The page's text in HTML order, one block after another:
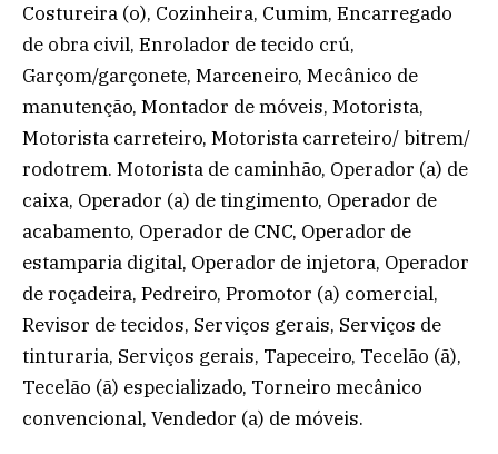
Costureira (o), Cozinheira, Cumim, Encarregado
de obra civil, Enrolador de tecido crú,
Garçom/garçonete, Marceneiro, Mecânico de
manutenção, Montador de móveis, Motorista,
Motorista carreteiro, Motorista carreteiro/ bitrem/
rodotrem. Motorista de caminhão, Operador (a) de
caixa, Operador (a) de tingimento, Operador de
acabamento, Operador de CNC, Operador de
estamparia digital, Operador de injetora, Operador
de roçadeira, Pedreiro, Promotor (a) comercial,
Revisor de tecidos, Serviços gerais, Serviços de
tinturaria, Serviços gerais, Tapeceiro, Tecelão (ã),
Tecelão (ã) especializado, Torneiro mecânico
convencional, Vendedor (a) de móveis.